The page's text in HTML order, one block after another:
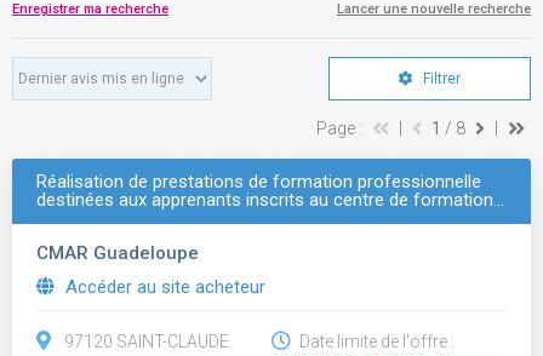
Enregistrer ma recherche Lancer une nouvelle recherche
Filtrer
Page : 1 / 8
Réalisation de prestations de formation professionnelle
destinées aux apprenants inscrits au centre de formation…
CMAR Guadeloupe
Accéder au site acheteur
97120 SAINT-CLAUDE
Date limite de l'offre :